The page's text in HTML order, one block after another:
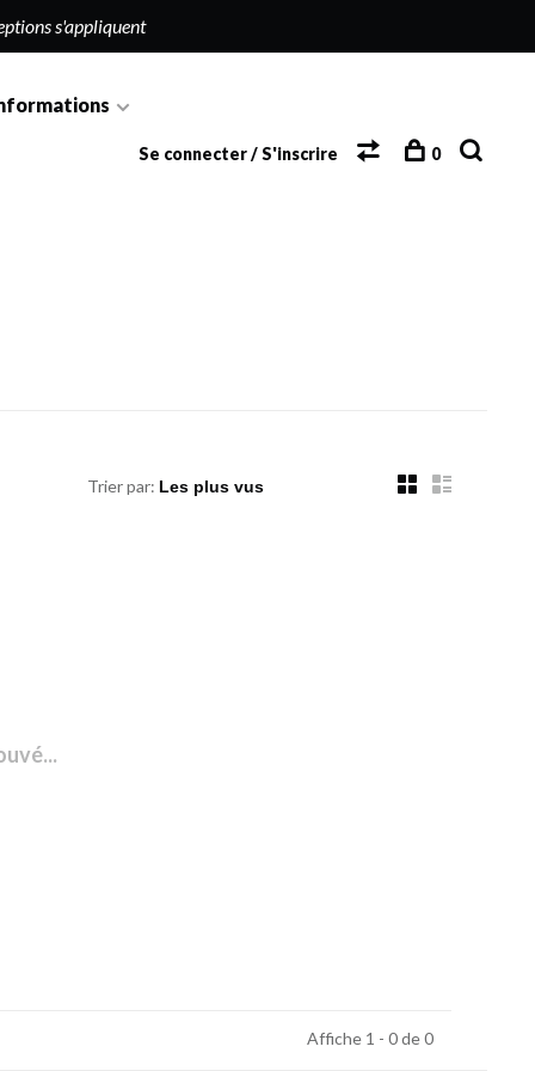
s'appliquent
Se connecter / S'inscrire 0
Trier par:
Affiche 1 - 0 de 0